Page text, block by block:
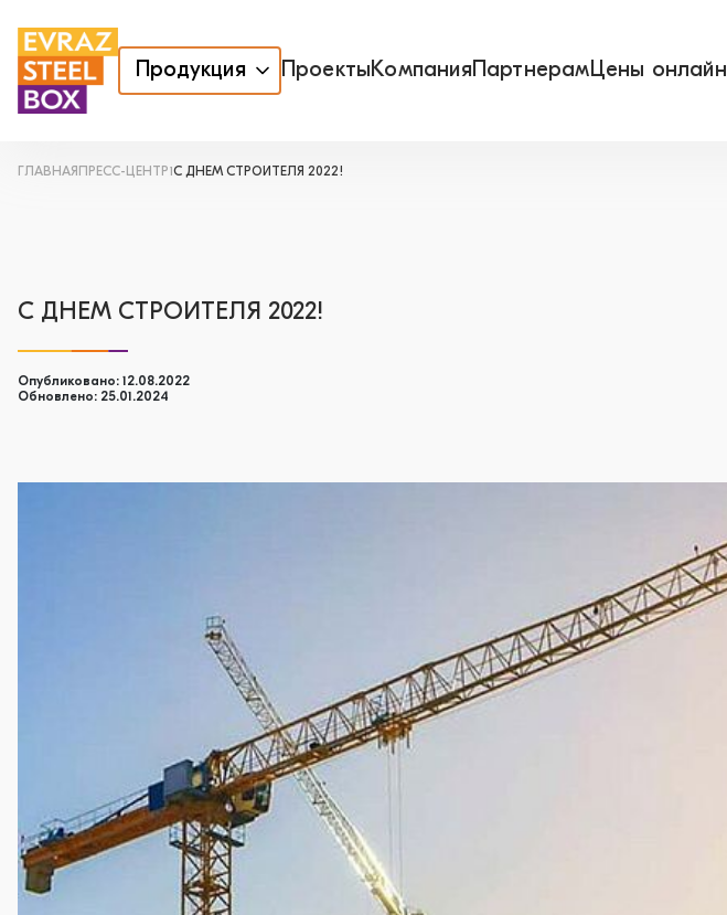
Продукция ПроектыКомпанияПартнерамЦены онлайн
ГЛАВНАЯ ПРЕСС-ЦЕНТР1С ДНЕМ СТРОИТЕЛЯ 2022!
С ДНЕМ СТРОИТЕЛЯ 2022!
Опубликовано: 12.08.2022
Обновлено: 25.01.2024